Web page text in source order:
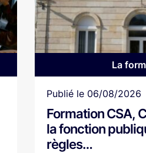
La
Article
Publié le 06/08/2026
Formation CSA,
la fonction
règles…